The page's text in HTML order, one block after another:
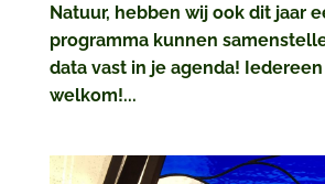
Natuur, hebben wij ook dit jaar
programma kunnen
data vast in je agenda!
welkom!...